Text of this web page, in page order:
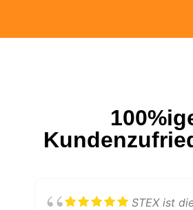
STEX ist